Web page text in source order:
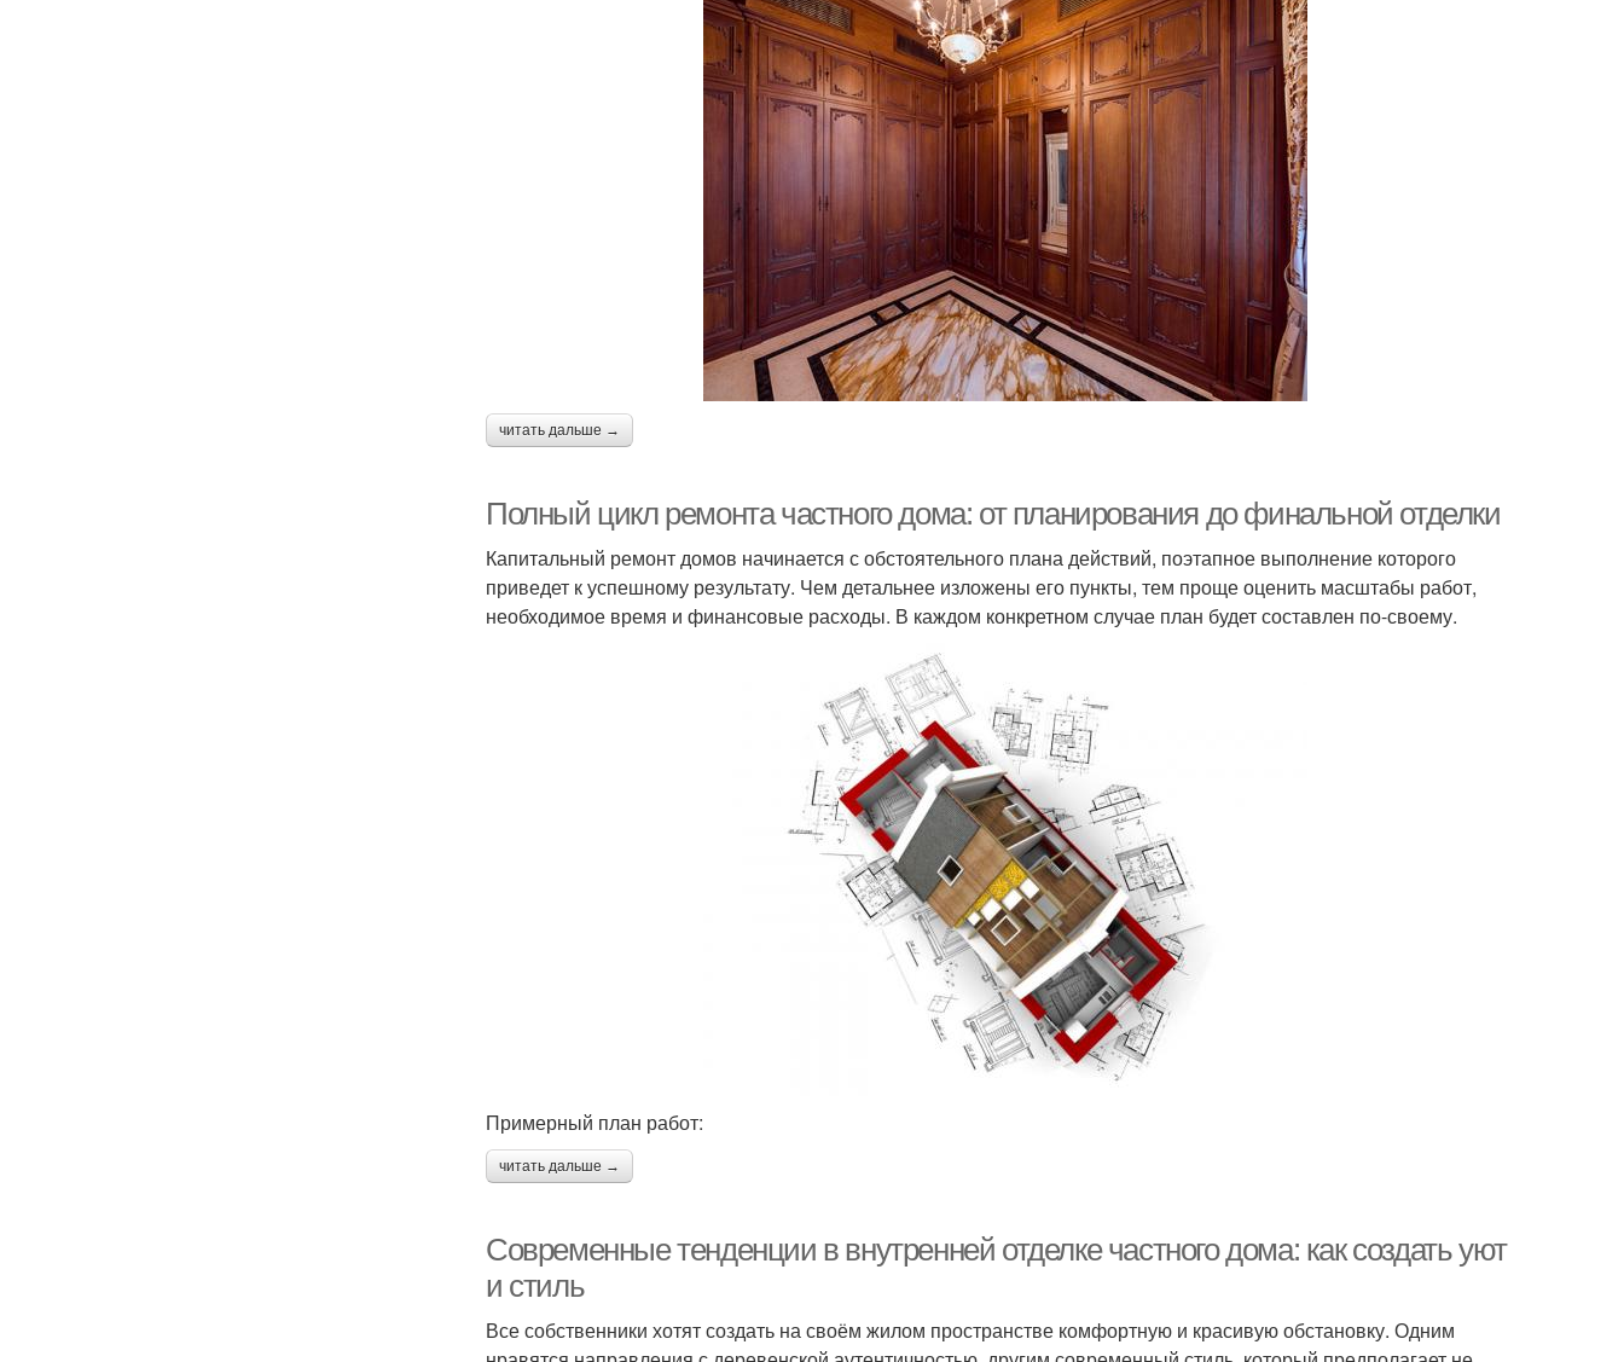
читать дальше →
Полный цикл ремонта частного дома: от планирования до финальной отделки
Капитальный ремонт домов начинается с обстоятельного плана действий, поэтапное выполнение которого
приведет к успешному результату. Чем детальнее изложены его пункты, тем проще оценить масштабы работ,
необходимое время и финансовые расходы. В каждом конкретном случае план будет составлен по-своему.
Примерный план работ:
читать дальше →
Современные тенденции в внутренней отделке частного дома: как создать уют
и стиль
Все собственники хотят создать на своём жилом пространстве комфортную и красивую обстановку. Одним